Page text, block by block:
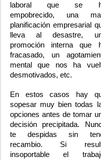
laboral que se
empobrecido, una
planificación empresarial
lleva al desastre,
promoción interna que
fracasado, un
mental que nos ha
desmotivados, etc.
En estos casos hay
sopesar muy bien todas
opciones antes de tomar
decisión precipitada.
te despidas sin
recambio. Si
insoportable el